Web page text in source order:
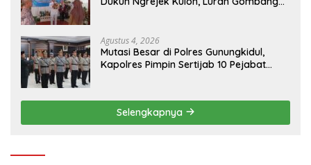
Agustus 4, 2026
Mutasi Besar di Polres Gunungkidul,
Kapolres Pimpin Sertijab 10 Pejabat
Selengkapnya